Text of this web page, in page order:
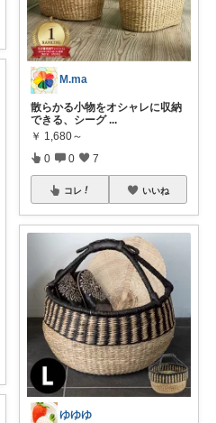
M.ma
散らかる小物をオシャレに収納
できる、シーグ ...
￥ 1,680～
0 0 7
コレ いいね
ゆゆゆ